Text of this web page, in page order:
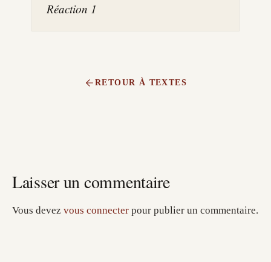
Réaction 1
RETOUR À TEXTES
Laisser un commentaire
Vous devez vous connecter pour publier un commentaire.